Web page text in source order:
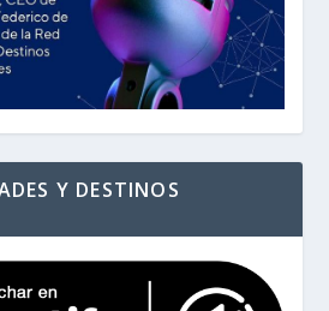
Y DESTINOS